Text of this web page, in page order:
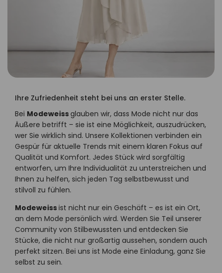
Ihre Zufriedenheit steht bei uns an erster Stelle.
Bei Modeweissglauben wir, dass Mode nicht nur das
Äußere betrifft – sie ist eine Möglichkeit, auszudrücken,
wer Sie wirklich sind. Unsere Kollektionen verbinden ein
Gespür für aktuelle Trends mit einem klaren Fokus auf
Qualität und Komfort. Jedes Stück wird sorgfältig
entworfen, um Ihre Individualität zu unterstreichen und
Ihnen zu helfen, sich jeden Tag selbstbewusst und
stilvoll zu fühlen.
Modeweissist nicht nur ein Geschäft – es ist ein Ort,
an dem Mode persönlich wird. Werden Sie Teil unserer
Community von Stilbewussten und entdecken Sie
Stücke, die nicht nur großartig aussehen, sondern auch
perfekt sitzen. Bei uns ist Mode eine Einladung, ganz Sie
selbst zu sein.